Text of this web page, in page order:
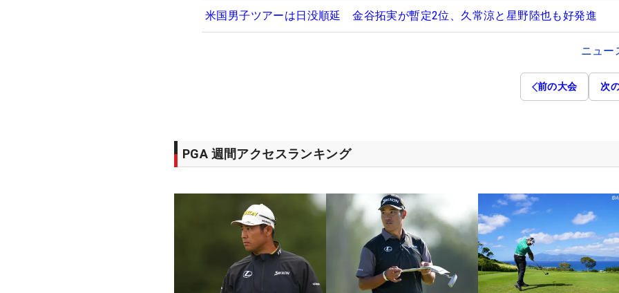
米国男子ツアーは日没順延 金谷拓実が暫定2位、久常涼と星野陸也も好発進
ニュー
前の大会 次
PGA 週間アクセスランキング